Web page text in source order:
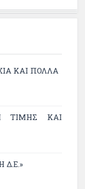
ΚΑΙ ΠΟΛΛΆ
ΤΙΜΉΣ ΚΑΙ
Δ.Ε.»